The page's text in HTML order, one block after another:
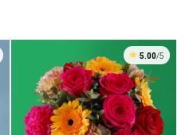
5.00/5